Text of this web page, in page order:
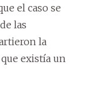
el caso se
las
la
existía un